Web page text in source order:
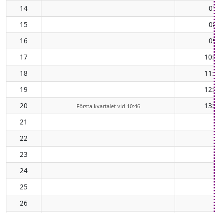
14
15
16
17
18
19
20 Första kvartalet vid 10:46
21
22
23
24
25
26